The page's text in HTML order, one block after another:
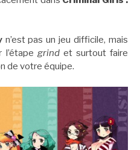
n’est pas un jeu difficile, mais
grindet surtout faire
de votre équipe.